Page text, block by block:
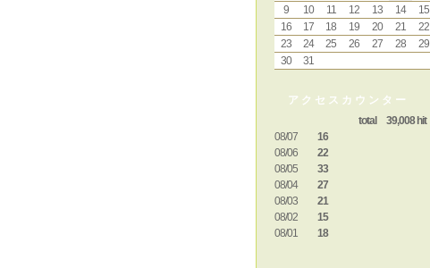
9
10 11 12 13 14
15
16
17 18 19 20 21
22
23
24 25 26 27 28
29
30
31
アクセスカウンター
total 39,008 hit
08/07
16
08/06
22
08/05
33
08/04
27
08/03
21
08/02
15
08/01
18